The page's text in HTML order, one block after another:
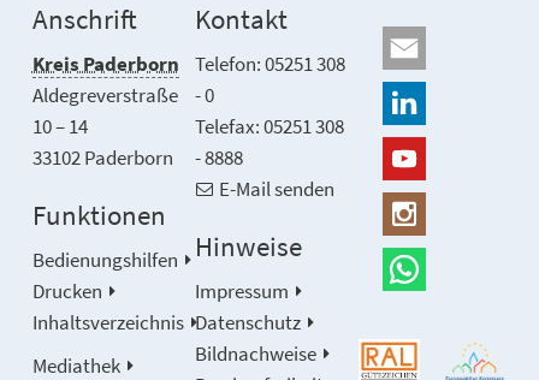
Anschrift
Kreis Paderborn
Aldegreverstraße
10 – 14
33102 Paderborn
Kontakt
Telefon: 05251 308
- 0
Telefax: 05251 308
- 8888
E-Mail senden
Funktionen
Bedienungshilfen
Drucken
Inhaltsverzeichnis
Mediathek
Hinweise
Impressum
Datenschutz
Bildnachweise